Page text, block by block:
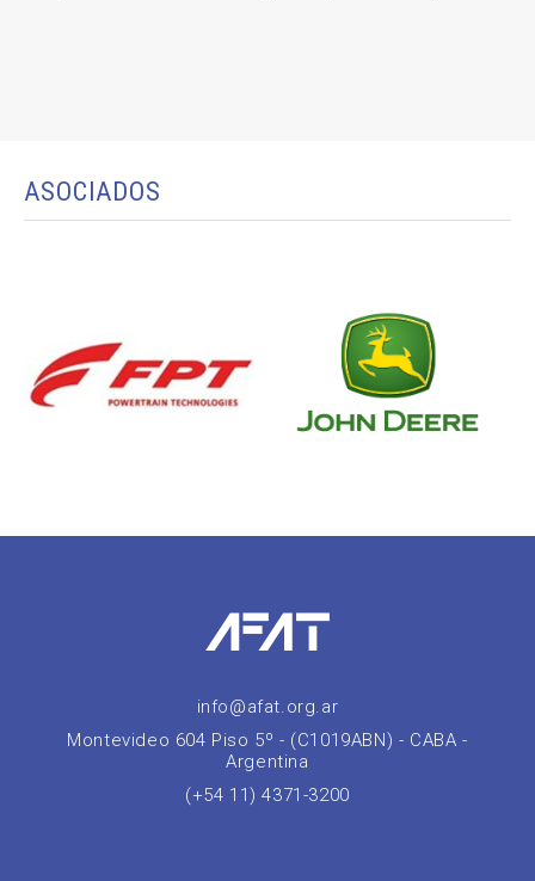
ASOCIADOS
info@afat.org.ar
Montevideo 604 Piso 5º - (C1019ABN) - CABA -
Argentina
(+54 11) 4371-3200